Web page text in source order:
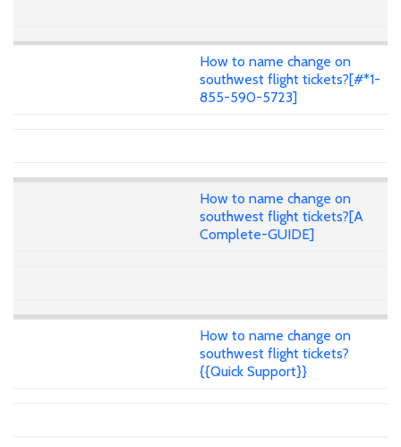
How to name change on
southwest flight tickets?[#*1-
855-590-5723]
How to name change on
southwest flight tickets?[A
Complete-GUIDE]
How to name change on
southwest flight tickets?
{{Quick Support}}